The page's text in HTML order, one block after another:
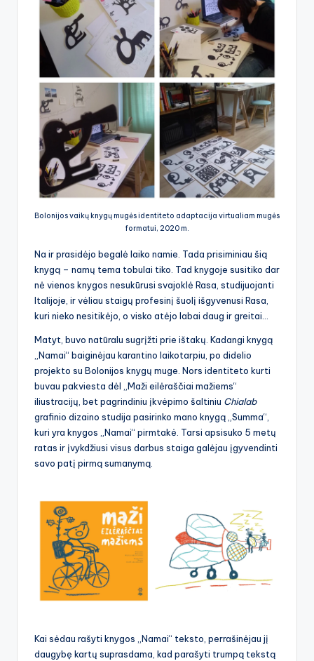
Bolonijos vaikų knygų mugės identiteto adaptacija virtualiam mugės
formatui, 2020 m.
Na ir prasidėjo begalė laiko namie. Tada prisiminiau šią
knygą – namų tema tobulai tiko. Tad knygoje susitiko dar
nė vienos knygos nesukūrusi svajoklė Rasa, studijuojanti
Italijoje, ir vėliau staigų profesinį šuolį išgyvenusi Rasa,
kuri nieko nesitikėjo, o visko atėjo labai daug ir greitai…
Matyt, buvo natūralu sugrįžti prie ištakų. Kadangi knygą
„Namai“ baiginėjau karantino laikotarpiu, po didelio
projekto su Bolonijos knygų muge. Nors identiteto kurti
buvau pakviesta dėl „Maži eilėraščiai mažiems“
iliustracijų, bet pagrindiniu įkvėpimo šaltiniu Chialab
grafinio dizaino studija pasirinko mano knygą „Summa“,
kuri yra knygos „Namai“ pirmtakė. Tarsi apsisuko 5 metų
ratas ir įvykdžiusi visus darbus staiga galėjau įgyvendinti
savo patį pirmą sumanymą.
Kai sėdau rašyti knygos „Namai“ teksto, perrašinėjau jį
daugybę kartų suprasdama, kad parašyti trumpą tekstą